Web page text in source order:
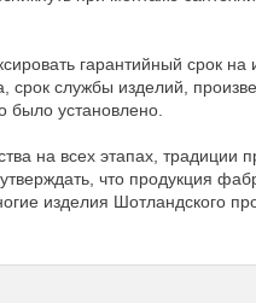
гарантийный срок
срок службы изделий,
было установлено.
на всех этапах, традиции
что продукция
изделия Шотландского